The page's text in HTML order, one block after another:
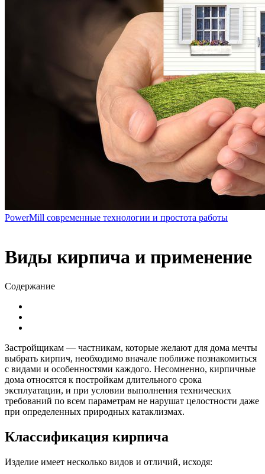
PowerMill современные технологии и простота работы
Виды кирпича и применение
Содержание
Застройщикам — частникам, которые желают для дома мечты
выбрать кирпич, необходимо вначале поближе познакомиться
с видами и особенностями каждого. Несомненно, кирпичные
дома относятся к постройкам длительного срока
эксплуатации, и при условии выполнения технических
требований по всем параметрам не нарушат целостности даже
при определенных природных катаклизмах.
Классификация кирпича
Изделие имеет несколько видов и отличий, исходя: